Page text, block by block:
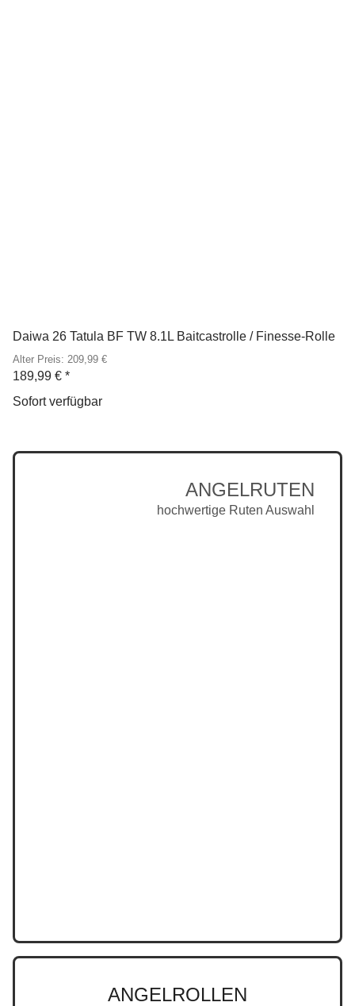
Daiwa 26 Tatula BF TW 8.1L Baitcastrolle / Finesse-Rolle
Alter Preis: 209,99 €
189,99 € *
Sofort verfügbar
ANGELRUTEN
hochwertige Ruten Auswahl
ANGELROLLEN